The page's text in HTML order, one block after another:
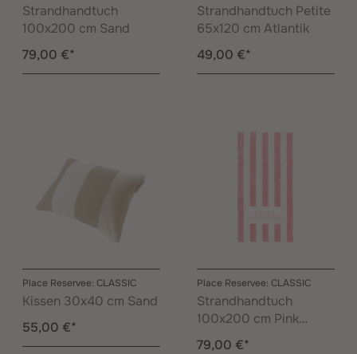
Strandhandtuch
100x200 cm Sand
79,00 €*
Strandhandtuch Petite
65x120 cm Atlantik
49,00 €*
Place Reservee: CLASSIC
Kissen 30x40 cm Sand
55,00 €*
Place Reservee: CLASSIC
Strandhandtuch
100x200 cm Pink
Lemonade
79,00 €*